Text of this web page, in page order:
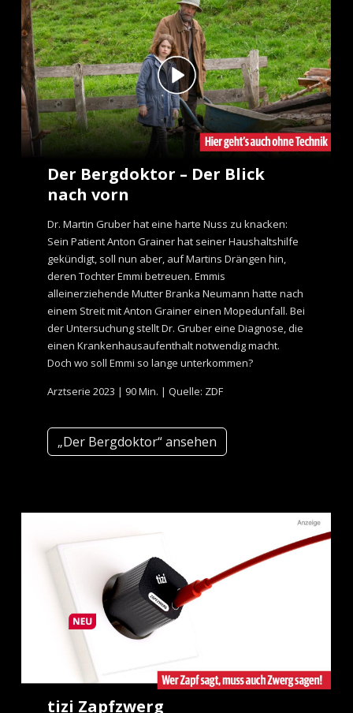
Der Bergdoktor – Der Blick
nach vorn
Dr. Martin Gruber hat eine harte Nuss zu knacken:
Sein Patient Anton Grainer hat seiner Haushaltshilfe
gekündigt, soll nun aber, auf Martins Drängen hin,
deren Tochter Emmi betreuen. Emmis
alleinerziehende Mutter Branka Neumann hatte nach
einem Streit mit Anton Grainer einen Mopedunfall. Bei
der Untersuchung stellt Dr. Gruber eine Diagnose, die
einen Krankenhausaufenthalt notwendig macht.
Doch wo soll Emmi so lange unterkommen?
Arztserie 2023 | 90 Min. | Quelle: ZDF
„Der Bergdoktor“ ansehen
tizi Zapfzwerg